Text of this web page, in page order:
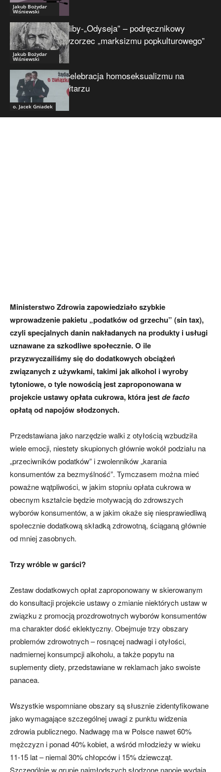
Jakub Bożydar
Wiśniewski
Jakub Bożydar
Wiśniewski
Niby-„Odyseja” – podręcznikowy
wzorzec „marksizmu popkulturowego”
o. Jacek Gniadek
Celebracja homoseksualizmu na
ołtarzu
Ministerstwo Zdrowia zapowiedziało szybkie
wprowadzenie pakietu „podatków od grzechu” (sin tax),
czyli specjalnych danin nakładanych na produkty i usługi
uznawane za szkodliwe społecznie. O ile
przyzwyczailiśmy się do dodatkowych obciążeń
związanych z używkami, takimi jak alkohol i wyroby
tytoniowe, o tyle nowością jest zaproponowana w
projekcie ustawy opłata cukrowa, która jestde facto
opłatą od napojów słodzonych.
Przedstawiana jako narzędzie walki z otyłością wzbudziła
wiele emocji, niestety skupionych głównie wokół podziału na
„przeciwników podatków” i zwolenników „karania
konsumentów za bezmyślność”. Tymczasem można mieć
poważne wątpliwości, w jakim stopniu opłata cukrowa w
obecnym kształcie będzie motywacją do zdrowszych
wyborów konsumentów, a w jakim okaże się niesprawiedliwą
społecznie dodatkową składką zdrowotną, ściąganą głównie
od mniej zasobnych.
Trzy wróble w garści?
Zestaw dodatkowych opłat zaproponowany w skierowanym
do konsultacji projekcie ustawy o zmianie niektórych ustaw w
związku z promocją prozdrowotnych wyborów konsumentów
ma charakter dość eklektyczny. Obejmuje trzy obszary
problemów zdrowotnych – rosnącej nadwagi i otyłości,
nadmiernej konsumpcji alkoholu, a także popytu na
suplementy diety, przedstawiane w reklamach jako swoiste
panacea.
Wszystkie wspomniane obszary są słusznie zidentyfikowane
jako wymagające szczególnej uwagi z punktu widzenia
zdrowia publicznego. Nadwagę ma w Polsce nawet 60%
mężczyzn i ponad 40% kobiet, a wśród młodzieży w wieku
11-15 lat – niemal 30% chłopców i 15% dziewcząt.